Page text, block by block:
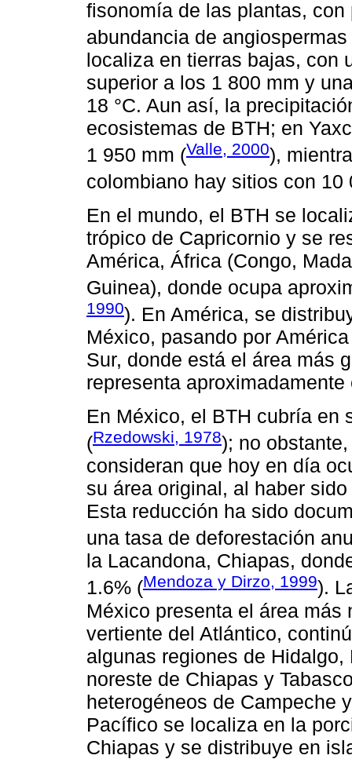
fisonomía de las plantas,
abundancia de angiospermas
localiza en tierras bajas, con
superior a los 1 800 mm y
18 °C. Aun así, la
ecosistemas de BTH; en
1 950 mm (Valle, 2000),
colombiano hay sitios con 10
En el mundo, el BTH se
trópico de Capricornio y se
América, África (Congo,
Guinea), donde ocupa
1990). En América, se
México, pasando por
Sur, donde está el área más
representa
En México, el BTH cubría en
(Rzedowski, 1978); no
consideran que hoy en día
su área original, al haber
Esta reducción ha sido
una tasa de deforestación
la Lacandona, Chiapas,
1.6% (Mendoza y Dirzo, 1999).
México presenta el área
vertiente del Atlántico,
algunas regiones de
noreste de Chiapas y
heterogéneos de Campeche
Pacífico se localiza en la
Chiapas y se distribuye en